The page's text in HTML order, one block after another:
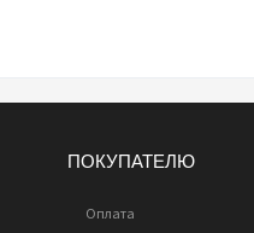
ПОКУПАТЕЛЮ
Оплата